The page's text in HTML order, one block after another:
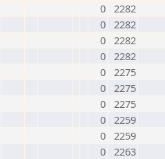
0 2282
0 2282
0 2282
0 2282
0 2275
0 2275
0 2275
0 2259
0 2259
0 2263